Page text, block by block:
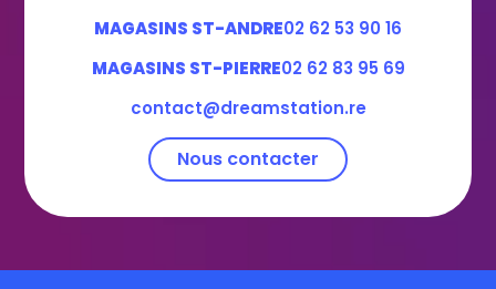
MAGASINS ST-ANDRE02 62 53 90 16
MAGASINS ST-PIERRE02 62 83 95 69
contact@dreamstation.re
Nous contacter